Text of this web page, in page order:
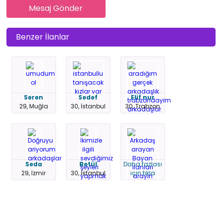
Benzer İlanlar
Seren
29, Muğla
Sedef
30, İstanbul
Elif nur
30, Trabzon
Seda
29, İzmir
Betül
30, İstanbul
Daha fazlası
için tıkla